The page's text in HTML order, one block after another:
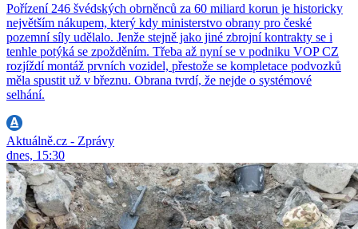
Pořízení 246 švédských obrněnců za 60 miliard korun je historicky
největším nákupem, který kdy ministerstvo obrany pro české
pozemní síly udělalo. Jenže stejně jako jiné zbrojní kontrakty se i
tenhle potýká se zpožděním. Třeba až nyní se v podniku VOP CZ
rozjíždí montáž prvních vozidel, přestože se kompletace podvozků
měla spustit už v březnu. Obrana tvrdí, že nejde o systémové
selhání.
Aktuálně.cz - Zprávy
dnes, 15:30